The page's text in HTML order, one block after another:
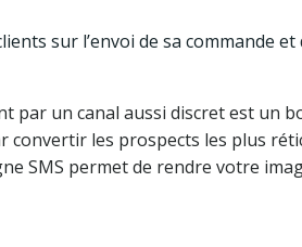
sur l’envoi de sa commande
un canal aussi discret est un
les prospects les plus
SMS permet de rendre votre